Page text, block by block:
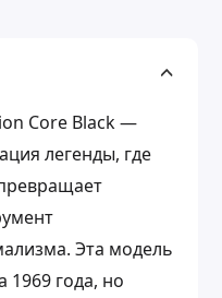
Core Black —
легенды, где
Эта модель
1969 года, но